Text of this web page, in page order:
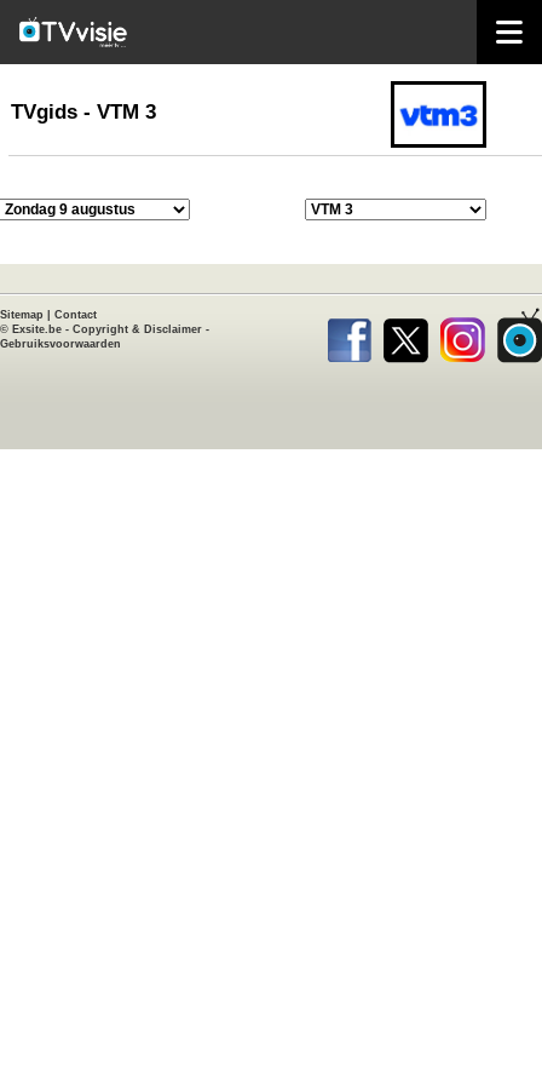
TVgids
TVgids - VTM 3
Sitemap
Contact
© Exsite.be - Copyright & Disclaimer -
Gebruiksvoorwaarden